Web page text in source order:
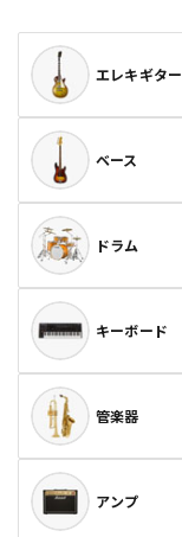
エレキギター
ベース
ドラム
キーボード
管楽器
アンプ